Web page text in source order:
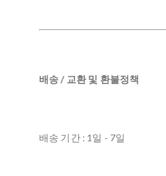
배송 / 교환 및 환불정책
배송 기간 : 1일 - 7일